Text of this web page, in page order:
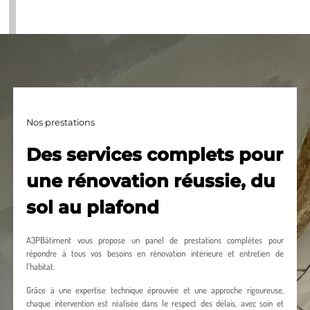
Nos prestations
Des services complets pour
une rénovation réussie, du
sol au plafond
A3PBâtiment vous propose un panel de prestations complètes pour
répondre à tous vos besoins en rénovation intérieure et entretien de
l’habitat.
Grâce à une expertise technique éprouvée et une approche rigoureuse,
chaque intervention est réalisée dans le respect des délais, avec soin et